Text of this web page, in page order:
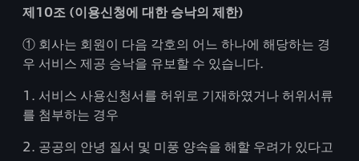
제10조 (이용신청에 대한 승낙의 제한)
① 회사는 회원이 다음 각호의 어느 하나에 해당하는 경
우 서비스 제공 승낙을 유보할 수 있습니다.
1. 서비스 사용신청서를 허위로 기재하였거나 허위서류
를 첨부하는 경우
2. 공공의 안녕 질서 및 미풍 양속을 해할 우려가 있다고